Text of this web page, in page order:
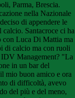
Parma, Brescia.
nella Nazionale
di appendere le
calcio. Santacroce ci ha
con Luca Di Mattia ma
di calcio ma con ruoli
IDV Management? "La
in un bar del
mio buon amico e ora
di difficoltà, avevo
del più e del meno,